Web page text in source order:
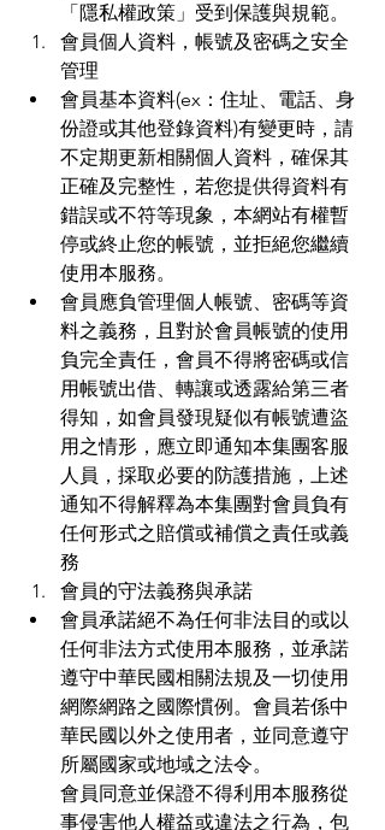
「隱私權政策」受到保護與規範。
會員個人資料，帳號及密碼之安全
管理
會員基本資料(ex：住址、電話、身
份證或其他登錄資料)有變更時，請
不定期更新相關個人資料，確保其
正確及完整性，若您提供得資料有
錯誤或不符等現象，本網站有權暫
停或終止您的帳號，並拒絕您繼續
使用本服務。
會員應負管理個人帳號、密碼等資
料之義務，且對於會員帳號的使用
負完全責任，會員不得將密碼或信
用帳號出借、轉讓或透露給第三者
得知，如會員發現疑似有帳號遭盜
用之情形，應立即通知本集團客服
人員，採取必要的防護措施，上述
通知不得解釋為本集團對會員負有
任何形式之賠償或補償之責任或義
務
會員的守法義務與承諾
會員承諾絕不為任何非法目的或以
任何非法方式使用本服務，並承諾
遵守中華民國相關法規及一切使用
網際網路之國際慣例。會員若係中
華民國以外之使用者，並同意遵守
所屬國家或地域之法令。
會員同意並保證不得利用本服務從
事侵害他人權益或違法之行為，包